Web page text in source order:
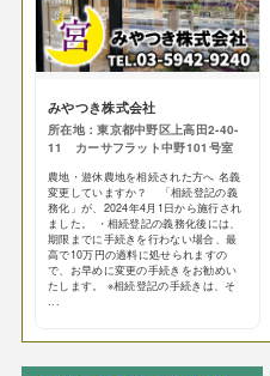
みやつき株式会社
所在地：東京都中野区上高田2-40-
11 カーサフラット中野101号室
農地・遊休農地を相続された方へ 名義
変更していますか？ 「相続登記の義
務化」が、2024年4月1日から施行され
ました。 ・相続登記の義務化後には、
期限までに手続きを行わない場合、最
高で10万円の過料に処せられますの
で、お早めに変更の手続きをお勧めい
たします。 ※相続登記の手続きは、そ
...